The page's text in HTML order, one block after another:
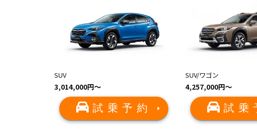
SUV
3,014,000円〜
試乗予約
SUV/ワゴン
4,257,000円〜
試乗